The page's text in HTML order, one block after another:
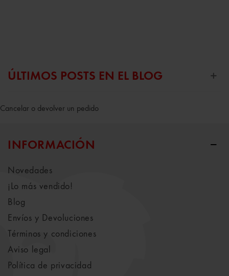
ÚLTIMOS POSTS EN EL BLOG
Cancelar o devolver un pedido
INFORMACIÓN
Novedades
¡Lo más vendido!
Blog
Envíos y Devoluciones
Términos y condiciones
Aviso legal
Política de privacidad